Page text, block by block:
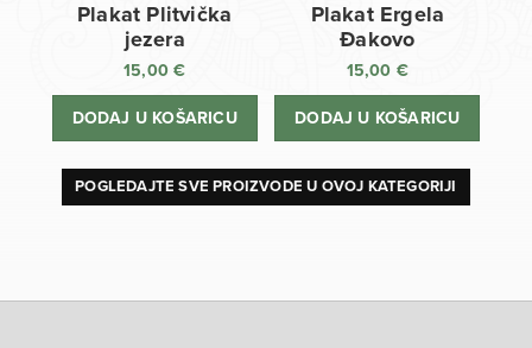
Plakat Plitvička
jezera
15,00€
DODAJ U KOŠARICU
Plakat Ergela
Đakovo
15,00 €
DODAJ U KOŠARICU
POGLEDAJTE SVE PROIZVODE U OVOJ KATEGORIJI